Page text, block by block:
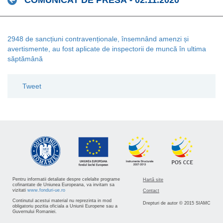
2948 de sancțiuni contravenționale, însemnând amenzi și
avertismente, au fost aplicate de inspectorii de muncă în ultima
săptămână
Tweet
Pentru informatii detaliate despre celelalte programe
cofinantate de Uniunea Europeana, va invitam sa
vizitati www.fonduri-ue.ro
Continutul acestui material nu reprezinta in mod
obligatoriu pozitia oficiala a Uniunii Europene sau a
Guvernului Romaniei.
Hartă site
Contact
Drepturi de autor © 2015 SIAMC